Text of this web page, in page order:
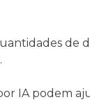
de
IA podem